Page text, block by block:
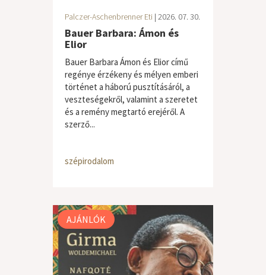
Palczer-Aschenbrenner Eti | 2026. 07. 30.
Bauer Barbara: Ámon és
Elior
Bauer Barbara Ámon és Elior című
regénye érzékeny és mélyen emberi
történet a háború pusztításáról, a
veszteségekről, valamint a szeretet
és a remény megtartó erejéről. A
szerző...
szépirodalom
AJÁNLÓK